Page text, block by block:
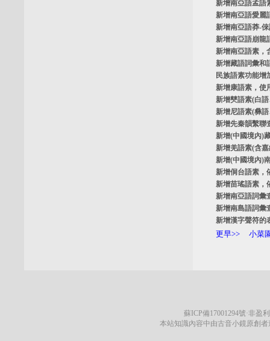
新增南亞語孟語
新增南亞語愛麗
新增南亞語莽-倈
新增南亞語崩龍
新增南亞語素，
新增藏語詞彙和
民族語素功能
新增康語素，使
新增僰語素(白
新增尼語素(彝
新增先秦韻繫聯
新增(中國境內)
新增羌語素(含
新增(中國境內)
新增侗台語素，
新增苗瑤語素，
新增南亞語詞彙
新增南島語詞彙
新增漢字聲符的
更早>> 小菜
蘇ICP備17001294號·非盈
本站知識內容中由古音小鏡原創